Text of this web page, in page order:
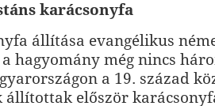
karácsonyfa
állítása evangélikus
hagyomány még nincs
a 19. század
állítottak először